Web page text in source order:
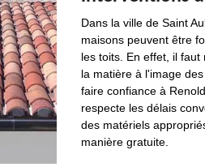
Dans la ville de Saint
maisons peuvent être
les toits. En effet, il
la matière à l'image
faire confiance à
respecte les délais
des matériels
manière gratuite.